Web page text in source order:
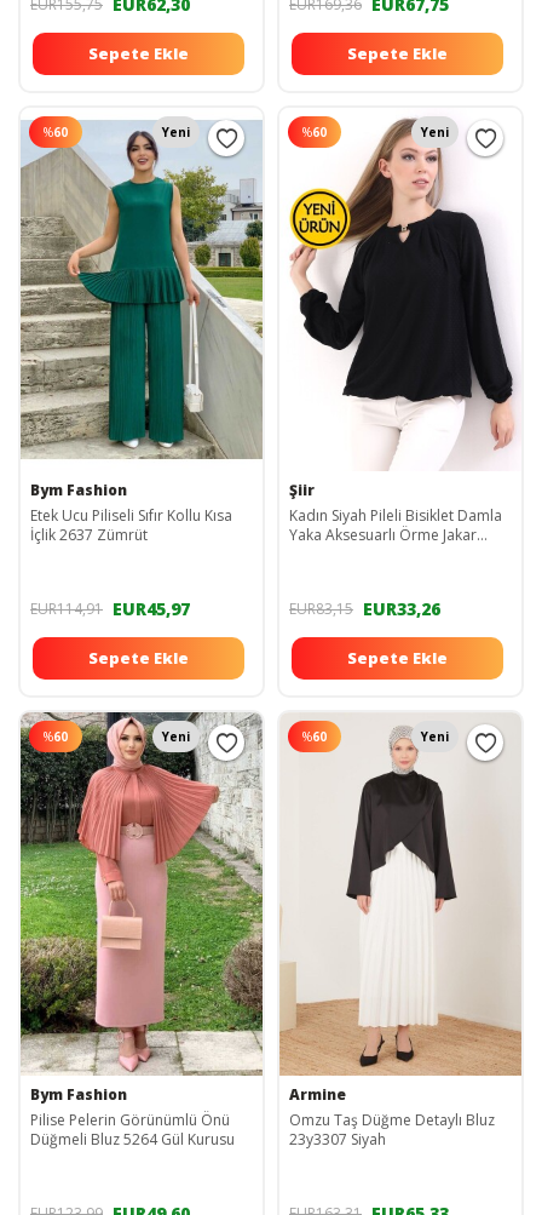
Sepete Ekle Sepete Ekle
%60 Yeni
Bym Fashion
Etek Ucu Piliseli Sıfır Kollu Kısa
İçlik 2637 Zümrüt
EUR114,91 EUR45,97
Sepete Ekle
%60 Yeni
Şiir
Kadın Siyah Pileli Bisiklet Damla
Yaka Aksesuarlı Örme Jakar
EUR83,15 EUR33,26
Sepete Ekle
%60 Yeni
Bym Fashion
Pilise Pelerin Görünümlü Önü
Düğmeli Bluz 5264 Gül Kurusu
%60 Yeni
Armine
Omzu Taş Düğme Detaylı Bluz
23y3307 Siyah